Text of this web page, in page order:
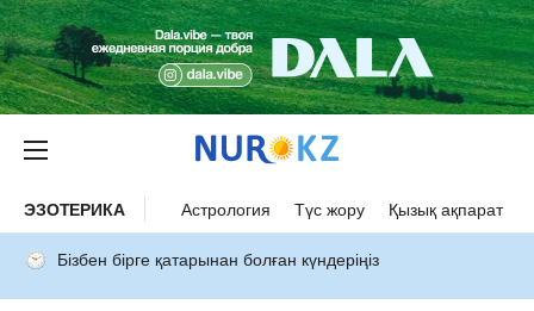
ЭЗОТЕРИКА Астрология Түс жору Қызық ақпарат
Бізбен бірге қатарынан болған күндеріңіз